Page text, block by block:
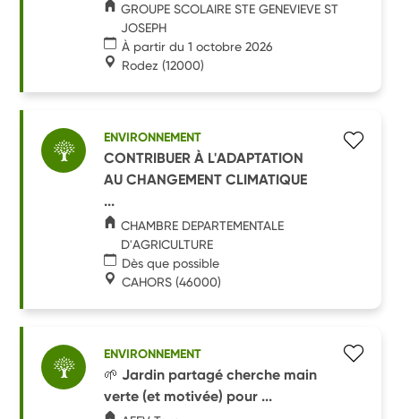
GROUPE SCOLAIRE STE GENEVIEVE ST
JOSEPH
À partir du 1 octobre 2026
Rodez (12000)
ENVIRONNEMENT
CONTRIBUER À L'ADAPTATION
AU CHANGEMENT CLIMATIQUE
...
CHAMBRE DEPARTEMENTALE
D'AGRICULTURE
Dès que possible
CAHORS (46000)
ENVIRONNEMENT
🌱 Jardin partagé cherche main
verte (et motivée) pour ...